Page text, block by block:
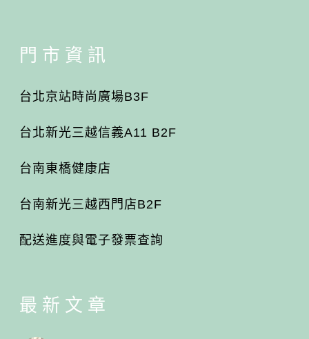
門市資訊
台北京站時尚廣場B3F
台北新光三越信義A11 B2F
台南東橋健康店
台南新光三越西門店B2F
配送進度與電子發票查詢
最新文章